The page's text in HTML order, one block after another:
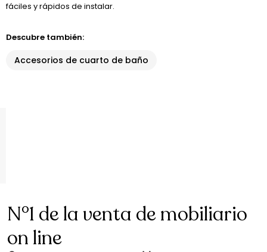
fáciles y rápidos de instalar.
Descubre también:
Accesorios de cuarto de baño
N°1 de la venta de mobiliario
on line